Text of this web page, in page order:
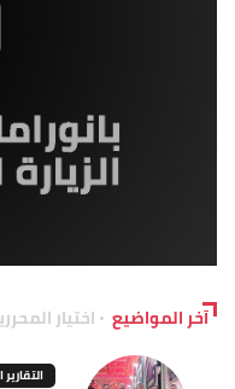
آخر المواضيع اختيار